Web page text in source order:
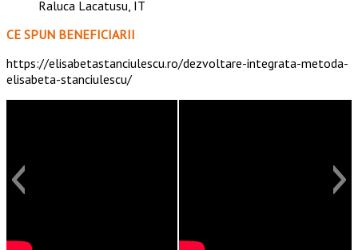
Raluca Lacatusu, IT
CE SPUN BENEFICIARII
https://elisabetastanciulescu.ro/dezvoltare-integrata-metoda-
elisabeta-stanciulescu/